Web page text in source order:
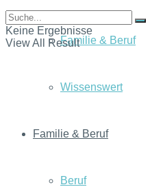
Familie & Beruf
Wissenswert
Familie & Beruf
Beruf
Keine Ergebnisse
View All Result